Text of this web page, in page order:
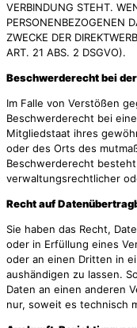
VERBINDUNG STEHT.
PERSONENBEZOGENEN
ZWECKE DER
ART. 21 ABS. 2 DSGVO).
Beschwerde­recht bei
Im Falle von Verstößen
Beschwerderecht bei
Mitgliedstaat ihres
oder des Orts des
Beschwerderecht
verwaltungsrechtlicher
Recht auf
Sie haben das Recht,
oder in Erfüllung eines
oder an einen Dritten in
aushändigen zu lassen.
Daten an einen anderen
nur, soweit es technisch